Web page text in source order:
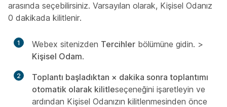
arasında seçebilirsiniz. Varsayılan olarak, Kişisel Odanız
0 dakikada kilitlenir.
1 Webex sitenizden Tercihler bölümüne gidin. >
Kişisel Odam.
2
Toplantı başladıktan × dakika sonra toplantımı
otomatik olarak kilitleseçeneğini işaretleyin ve
ardından Kişisel Odanızın kilitlenmesinden önce